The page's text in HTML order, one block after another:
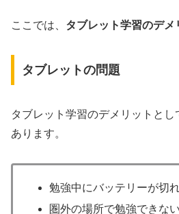
ここでは、 タブレット学習のデメ
タブレットの問題
タブレット学習のデメリットと
あります。
勉強中にバッテリーが切
圏外の場所で勉強できない